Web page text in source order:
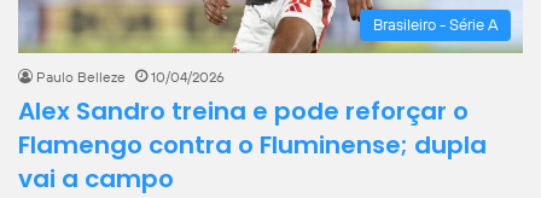
Brasileiro - Série A
Paulo Belleze 10/04/2026
Alex Sandro treina e pode reforçar o
Flamengo contra o Fluminense; dupla
vai a campo